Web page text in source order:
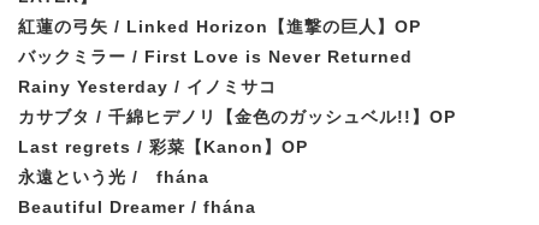
紅蓮の弓矢 / Linked Horizon
【進撃の巨人】OP
バックミラー / First Love is Never Returned
Rainy Yesterday / イノミサコ
カサブタ / 千綿ヒデノリ
【金色のガッシュベル!!】OP
Last regrets / 彩菜 【Kanon】OP
永遠という光 / fhána
Beautiful Dreamer / fhána